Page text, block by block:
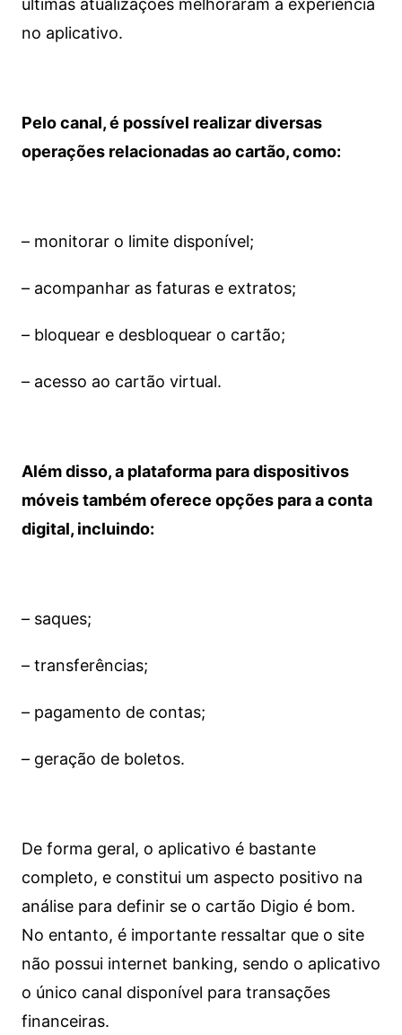
últimas atualizações melhoraram a experiência
no aplicativo.
Pelo canal, é possível realizar diversas
operações relacionadas ao cartão, como:
– monitorar o limite disponível;
– acompanhar as faturas e extratos;
– bloquear e desbloquear o cartão;
– acesso ao cartão virtual.
Além disso, a plataforma para dispositivos
móveis também oferece opções para a conta
digital, incluindo:
– saques;
– transferências;
– pagamento de contas;
– geração de boletos.
De forma geral, o aplicativo é bastante
completo, e constitui um aspecto positivo na
análise para definir se o cartão Digio é bom.
No entanto, é importante ressaltar que o site
não possui internet banking, sendo o aplicativo
o único canal disponível para transações
financeiras.